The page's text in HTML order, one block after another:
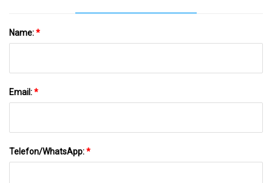
Name:*
Email:*
Telefon/WhatsApp:*